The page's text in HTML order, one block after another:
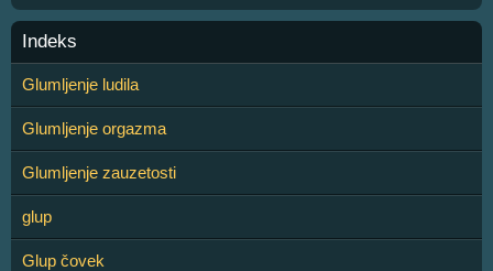
Indeks
Glumljenje ludila
Glumljenje orgazma
Glumljenje zauzetosti
glup
Glup čovek